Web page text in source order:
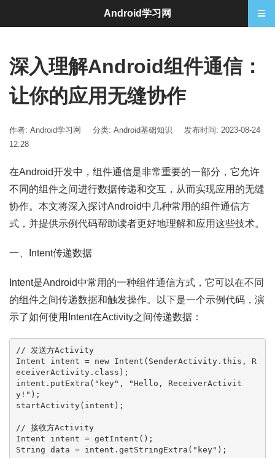
深入理解Android组件通信：
让你的应用无缝协作
作者: Android学习网 分类: Android基础知识
发布时间: 2023-08-24
12:28
在Android开发中，组件通信是非常重要的一部分，它允许
不同的组件之间进行数据传递和交互，从而实现应用的无缝
协作。本文将深入探讨Android中几种常用的组件通信方
式，并提供示例代码帮助读者更好地理解和应用这些技术。
一、Intent传递数据
Intent是Android中常用的一种组件通信方式，它可以在不同
的组件之间传递数据和触发操作。以下是一个示例代码，演
示了如何使用Intent在Activity之间传递数据：
// 发送方Activity
Intent
intent = new Intent (SenderActivity. this , R
eceiverActivity.class);
intent.putExtra( "key" ,
"Hello, ReceiverActivit
y!" );
startActivity(intent);
// 接收方Activity
Intent
intent =
String data = intent.getStringExtra( "key"
Android学习网